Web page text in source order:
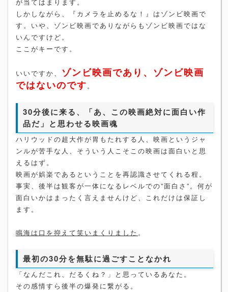
しかしながら、『カメラを止めるな！』はゾンビ映画で
す。いや、ゾンビ映画でありながらもゾンビ映画ではな
いんですけど。
ここがキーです。
いいですか、 ゾンビ映画であり、ゾンビ映画
ではないのです。
30分後に来る、「あ、この映画絶対に面白い作
品だ」と思わせる映画魂
ハリウッドの超大作が胃もたれする人、映画というジャ
ンルが苦手な人、そういう人こそこの映画は面白いと思
えるはず。
映画が娯楽であるということを再認識させてくれる程。
事実、後半は観客が一体になるレベルでの”面白さ”。何が
面白いかはまったく言えませんけど、これだけは保証し
ます。
鳴海は口を抑えて笑いまくりました 。
最初の30分を無駄に過ごすことなかれ
「なんだこれ、だるくね？」と思っているあなた。
その感情すら後半の爆発に繋がる。